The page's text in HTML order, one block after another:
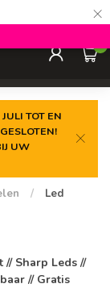
×
0
TOT EN
UW
/
Led
Sharp Leds //
// Gratis